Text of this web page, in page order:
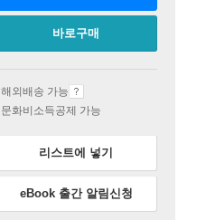
바로구매
해외배송 가능
문화비소득공제 가능
리스트에 넣기
eBook 출간 알림신청